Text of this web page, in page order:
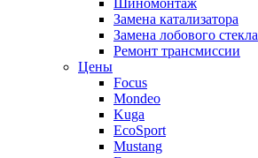
Шиномонтаж
Замена катализатора
Замена лобового стекла
Ремонт трансмиссии
Цены
Focus
Mondeo
Kuga
EcoSport
Mustang